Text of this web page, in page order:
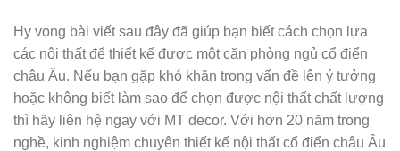
Hy vọng bài viết sau đây đã giúp bạn biết cách chọn lựa
các nội thất để thiết kế được một căn phòng ngủ cổ điển
châu Âu. Nếu bạn gặp khó khăn trong vấn đề lên ý tưởng
hoặc không biết làm sao để chọn được nội thất chất lượng
thì hãy liên hệ ngay với MT decor. Với hơn 20 năm trong
nghề, kinh nghiệm chuyên thiết kế nội thất cổ điển châu Âu